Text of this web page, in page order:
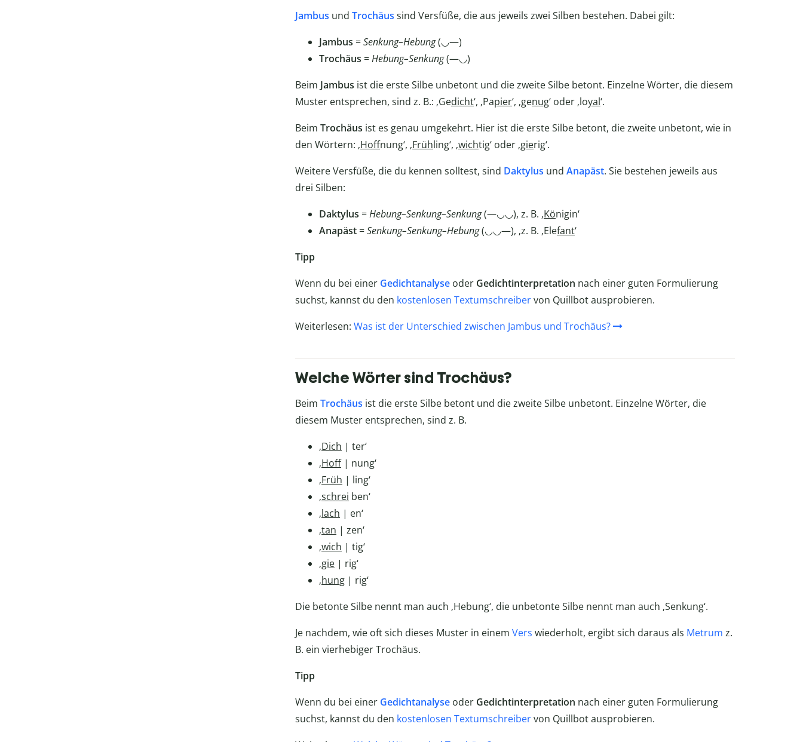
Jambus und Trochäus sind Versfüße, die aus jeweils zwei Silben bestehen. Dabei gilt:
Jambus =Senkung–Hebung(◡—)
Trochäus =Hebung–Senkung(—◡)
Beim Jambus ist die erste Silbe unbetont und die zweite Silbe betont. Einzelne Wörter, die diesem
Muster entsprechen, sind z. B.: ‚Gedicht‘, ‚Papier‘, ‚genug‘ oder ‚loyal‘.
Beim Trochäus ist es genau umgekehrt. Hier ist die erste Silbe betont, die zweite unbetont, wie in
den Wörtern: ‚Hoffnung‘, ‚Frühling‘, ‚wichtig‘ oder ‚gierig‘.
Weitere Versfüße, die du kennen solltest, sind Daktylus und Anapäst. Sie bestehen jeweils aus
drei Silben:
Daktylus =Hebung–Senkung–Senkung(—◡◡), z. B. ‚Königin‘
Anapäst =Senkung–Senkung–Hebung(◡◡—), ‚z. B. ‚Elefant‘
Tipp
Wenn du bei einer Gedichtanalyse oder Gedichtinterpretation nach einer guten Formulierung
suchst, kannst du den kostenlosen Textumschreibervon Quillbot ausprobieren.
Weiterlesen: Was ist der Unterschied zwischen Jambus und Trochäus?
Welche Wörter sind Trochäus?
Beim Trochäus ist die erste Silbe betont und die zweite Silbe unbetont. Einzelne Wörter, die
diesem Muster entsprechen, sind z. B.
‚Dich | ter‘
‚Hoff| nung‘
‚Früh | ling‘
‚schrei ben‘
‚lach | en‘
‚tan | zen‘
‚wich | tig‘
‚gie | rig‘
‚hung | rig‘
Die betonte Silbe nennt man auch ‚Hebung‘, die unbetonte Silbe nennt man auch ‚Senkung‘.
Je nachdem, wie oft sich dieses Muster in einem Vers wiederholt, ergibt sich daraus als Metrum z.
B. ein vierhebiger Trochäus.
Tipp
Wenn du bei einer Gedichtanalyse oder Gedichtinterpretation nach einer guten Formulierung
suchst, kannst du den kostenlosen Textumschreibervon Quillbot ausprobieren.